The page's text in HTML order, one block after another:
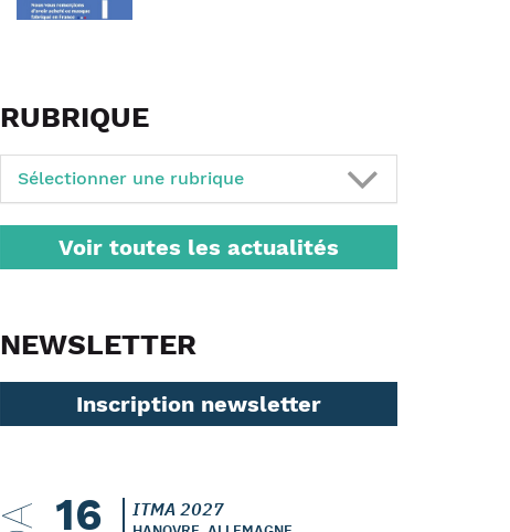
RUBRIQUE
Sélectionner une rubrique
Voir toutes les actualités
NEWSLETTER
Inscription newsletter
16 ITMA 2027